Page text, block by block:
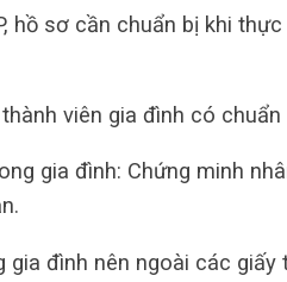
hồ sơ cần chuẩn bị khi thực
viên gia đình có
gia đình: Chứng minh
đình nên ngoài các giấy